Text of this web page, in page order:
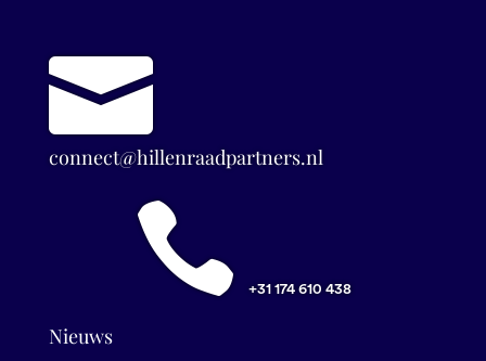

connect@hillenraadpartners.nl
 +31 174 610 438
Nieuws